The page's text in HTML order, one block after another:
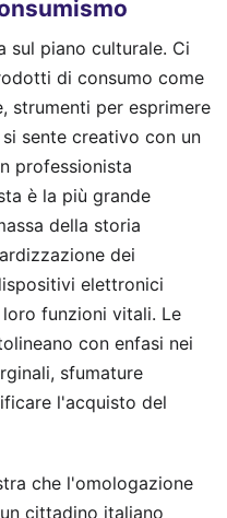
sul piano culturale. Ci
di consumo come
strumenti per esprimere
sente creativo con un
professionista
è la più grande
della storia
dei
elettronici
funzioni vitali. Le
con enfasi nei
sfumature
l'acquisto del
che l'omologazione
cittadino italiano